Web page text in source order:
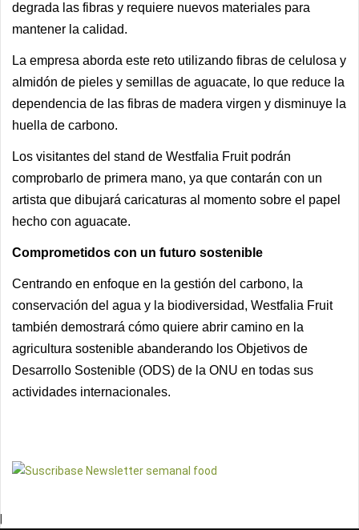
degrada las fibras y requiere nuevos materiales para
mantener la calidad.
La empresa aborda este reto utilizando fibras de celulosa y
almidón de pieles y semillas de aguacate, lo que reduce la
dependencia de las fibras de madera virgen y disminuye la
huella de carbono.
Los visitantes del stand de Westfalia Fruit podrán
comprobarlo de primera mano, ya que contarán con un
artista que dibujará caricaturas al momento sobre el papel
hecho con aguacate.
Comprometidos con un futuro sostenible
Centrando en enfoque en la gestión del carbono, la
conservación del agua y la biodiversidad, Westfalia Fruit
también demostrará cómo quiere abrir camino en la
agricultura sostenible abanderando los Objetivos de
Desarrollo Sostenible (ODS) de la ONU en todas sus
actividades internacionales.